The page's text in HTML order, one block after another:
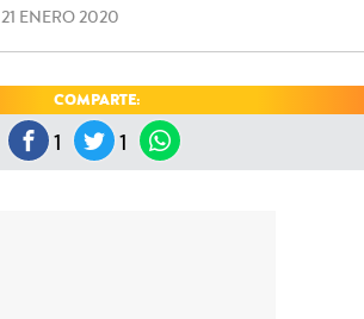
21 ENERO 2020
COMPARTE:
1 1